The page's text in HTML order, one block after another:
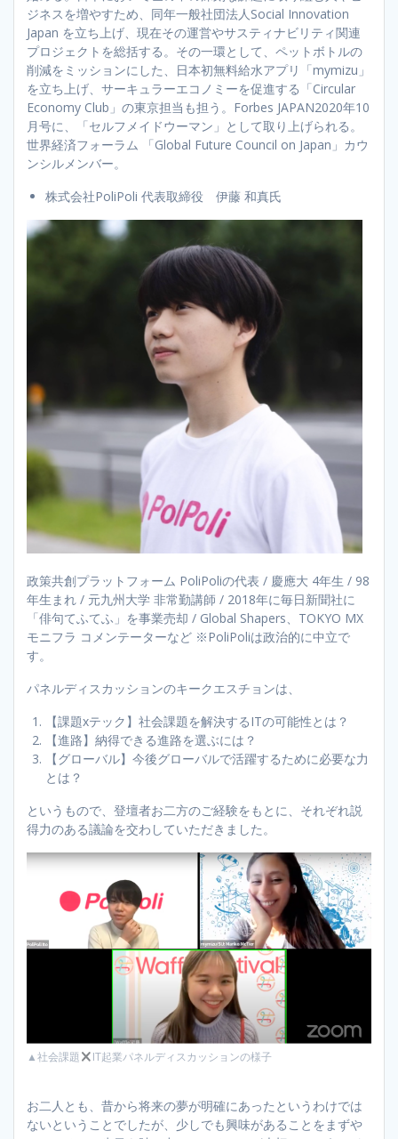
ジネスを増やすため、同年一般社団法人Social Innovation
Japan を立ち上げ、現在その運営やサスティナビリティ関連
プロジェクトを総括する。その一環として、ペットボトルの
削減をミッションにした、日本初無料給水アプリ「mymizu」
を立ち上げ、サーキュラーエコノミーを促進する「Circular
Economy Club」の東京担当も担う。Forbes JAPAN2020年10
月号に、「セルフメイドウーマン」として取り上げられる。
世界経済フォーラム 「Global Future Council on Japan」カウ
ンシルメンバー。
株式会社PoliPoli 代表取締役 伊藤 和真氏
政策共創プラットフォーム PoliPoliの代表 / 慶應大 4年生 / 98
年生まれ / 元九州大学 非常勤講師 / 2018年に毎日新聞社に
「俳句てふてふ」を事業売却 / Global Shapers、TOKYO MX
モニフラ コメンテーターなど ※PoliPoliは政治的に中立で
す。
パネルディスカッションのキークエスチョンは、
【課題xテック】社会課題を解決するITの可能性とは？
【進路】納得できる進路を選ぶには？
【グローバル】今後グローバルで活躍するために必要な力
とは？
というもので、登壇者お二方のご経験をもとに、それぞれ説
得力のある議論を交わしていただきました。
▲社会課題 IT起業パネルディスカッションの様子
お二人とも、昔から将来の夢が明確にあったというわけでは
ないということでしたが、少しでも興味があることをまずや